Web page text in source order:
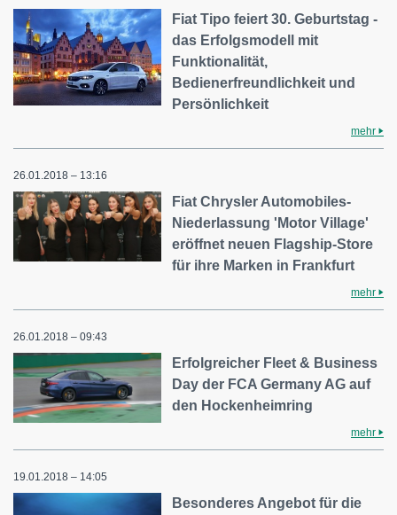
Fiat Tipo feiert 30. Geburtstag -
das Erfolgsmodell mit
Funktionalität,
Bedienerfreundlichkeit und
Persönlichkeit
mehr
26.01.2018 – 13:16
Fiat Chrysler Automobiles-
Niederlassung 'Motor Village'
eröffnet neuen Flagship-Store
für ihre Marken in Frankfurt
mehr
26.01.2018 – 09:43
Erfolgreicher Fleet & Business
Day der FCA Germany AG auf
den Hockenheimring
mehr
19.01.2018 – 14:05
Besonderes Angebot für die